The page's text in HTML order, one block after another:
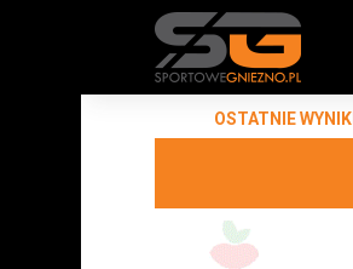
OSTATNIE WYNIKI